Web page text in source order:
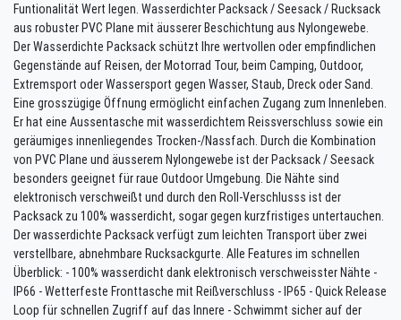
Funtionalität Wert legen. Wasserdichter Packsack / Seesack / Rucksack
aus robuster PVC Plane mit äusserer Beschichtung aus Nylongewebe.
Der Wasserdichte Packsack schützt Ihre wertvollen oder empfindlichen
Gegenstände auf Reisen, der Motorrad Tour, beim Camping, Outdoor,
Extremsport oder Wassersport gegen Wasser, Staub, Dreck oder Sand.
Eine grosszügige Öffnung ermöglicht einfachen Zugang zum Innenleben.
Er hat eine Aussentasche mit wasserdichtem Reissverschluss sowie ein
geräumiges innenliegendes Trocken-/Nassfach. Durch die Kombination
von PVC Plane und äusserem Nylongewebe ist der Packsack / Seesack
besonders geeignet für raue Outdoor Umgebung. Die Nähte sind
elektronisch verschweißt und durch den Roll-Verschlusss ist der
Packsack zu 100% wasserdicht, sogar gegen kurzfristiges untertauchen.
Der wasserdichte Packsack verfügt zum leichten Transport über zwei
verstellbare, abnehmbare Rucksackgurte. Alle Features im schnellen
Überblick: - 100% wasserdicht dank elektronisch verschweisster Nähte -
IP66 - Wetterfeste Fronttasche mit Reißverschluss - IP65 - Quick Release
Loop für schnellen Zugriff auf das Innere - Schwimmt sicher auf der